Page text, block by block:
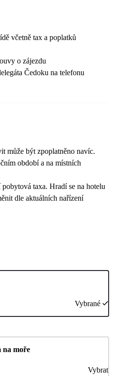
včetně tax a poplatků
o zájezdu
Čedoku na telefonu
může být zpoplatněno navíc.
období a na místních
taxa. Hradí se na hotelu
dle aktuálních nařízení
Vybrané
na moře
Vybrat